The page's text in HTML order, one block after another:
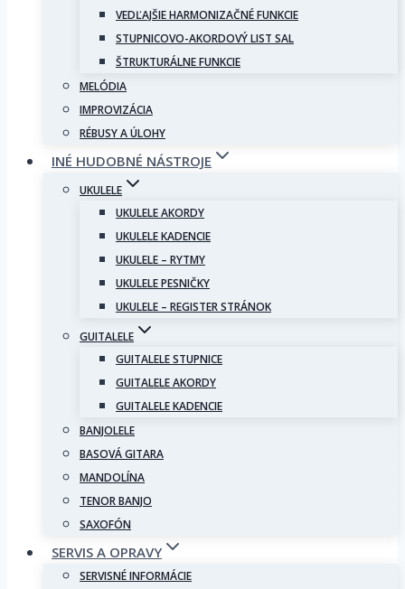
VEDĽAJŠIE HARMONIZAČNÉ FUNKCIE
STUPNICOVO-AKORDOVÝ LIST SAL
ŠTRUKTURÁLNE FUNKCIE
MELÓDIA
IMPROVIZÁCIA
RÉBUSY A ÚLOHY
INÉ HUDOBNÉ NÁSTROJE
UKULELE
UKULELE AKORDY
UKULELE KADENCIE
UKULELE – RYTMY
UKULELE PESNIČKY
UKULELE – REGISTER STRÁNOK
GUITALELE
GUITALELE STUPNICE
GUITALELE AKORDY
GUITALELE KADENCIE
BANJOLELE
BASOVÁ GITARA
MANDOLÍNA
TENOR BANJO
SAXOFÓN
SERVIS A OPRAVY
SERVISNÉ INFORMÁCIE